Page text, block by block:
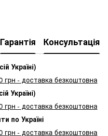
Гарантія Консультація
Україні)
грн - доставка безкоштовна
Україні)
- доставка безкоштовна
по Україні
- доставка безкоштовна